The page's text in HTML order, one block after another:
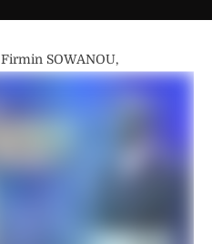
Firmin SOWANOU,